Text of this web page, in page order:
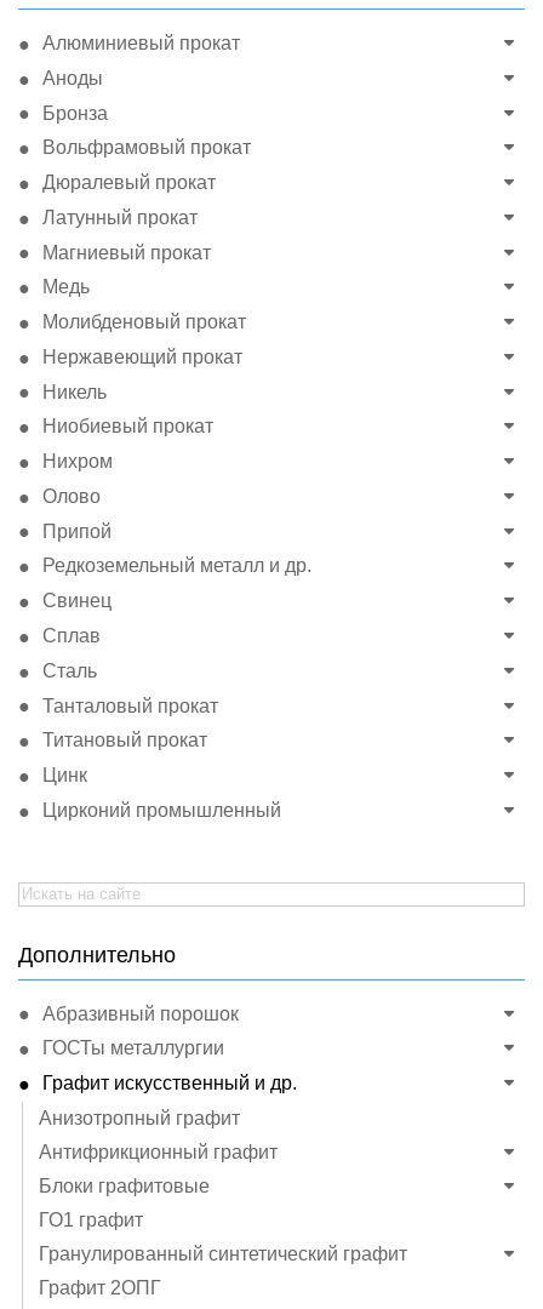
Алюминиевый прокат
Аноды
Бронза
Вольфрамовый прокат
Дюралевый прокат
Латунный прокат
Магниевый прокат
Медь
Молибденовый прокат
Нержавеющий прокат
Никель
Ниобиевый прокат
Нихром
Олово
Припой
Редкоземельный металл и др.
Свинец
Сплав
Сталь
Танталовый прокат
Титановый прокат
Цинк
Цирконий промышленный
Search
for:
Дополнительно
Абразивный порошок
ГОСТы металлургии
Графит искусственный и др.
Анизотропный графит
Антифрикционный графит
Блоки графитовые
ГО1 графит
Гранулированный синтетический графит
Графит 2ОПГ